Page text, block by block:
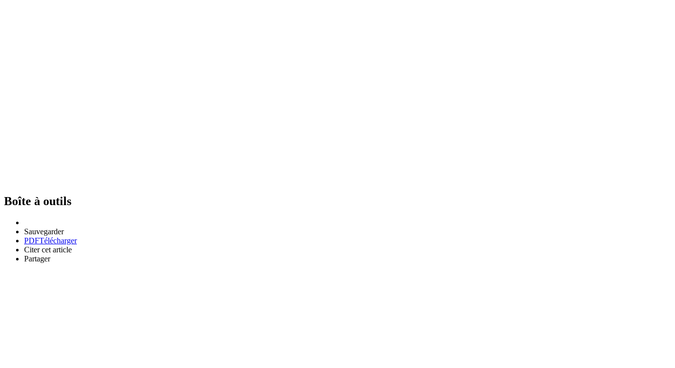
Boîte à outils
Sauvegarder
PDFTélécharger
Citer cet article
Partager